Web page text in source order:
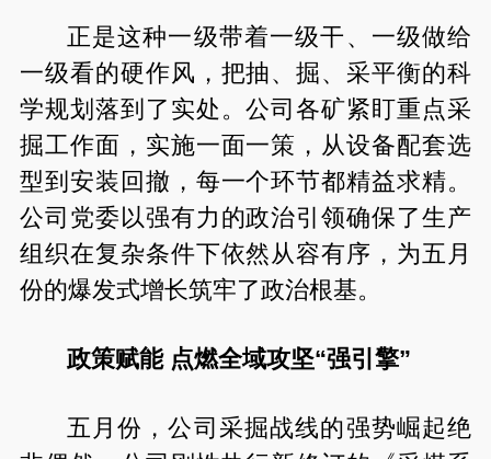
正是这种一级带着一级干、一级做给
一级看的硬作风，把抽、掘、采平衡的科
学规划落到了实处。公司各矿紧盯重点采
掘工作面，实施一面一策，从设备配套选
型到安装回撤，每一个环节都精益求精。
公司党委以强有力的政治引领确保了生产
组织在复杂条件下依然从容有序，为五月
份的爆发式增长筑牢了政治根基。
政策赋能 点燃全域攻坚“强引擎”
五月份，公司采掘战线的强势崛起绝